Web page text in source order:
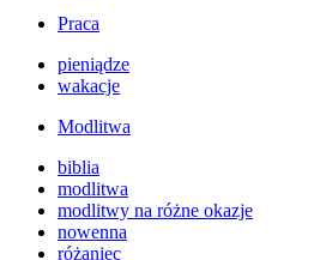
Praca
pieniądze
wakacje
Modlitwa
biblia
modlitwa
modlitwy na różne okazje
nowenna
różaniec